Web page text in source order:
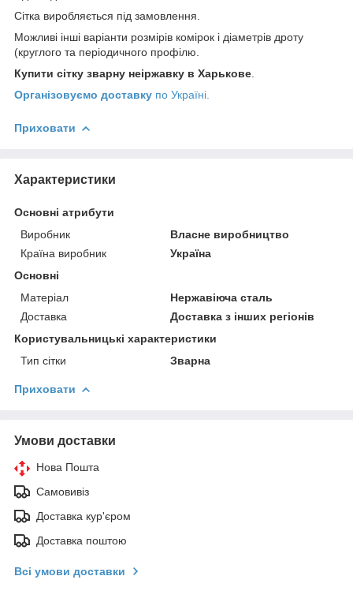
Сітка виробляється під замовлення.
Можливі інші варіанти розмірів комірок і діаметрів дроту
(круглого та періодичного профілю.
Купити сітку зварну неіржавку в Харькове
Організовуємо доставку по Україні.
Приховати
Характеристики
Основні атрибути
Виробник
Власне виробництво
Країна виробник
Україна
Основні
Матеріал
Нержавіюча сталь
Доставка
Доставка з інших регіонів
Користувальницькі характеристики
Тип сітки
Зварна
Приховати
Умови доставки
Нова Пошта
Самовивіз
Доставка кур'єром
Доставка поштою
Всі умови доставки